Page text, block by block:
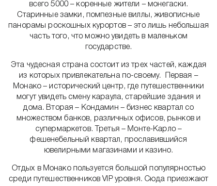
всего 5000 – коренные жители – монегаски.
Старинные замки, помпезные виллы, живописные
панорамы роскошных курортов – это лишь небольшая
часть того, что можно увидеть в маленьком
государстве.
Эта чудесная страна состоит из трех частей, каждая
из которых привлекательна по-своему. Первая –
Монако – исторический центр, где путешественники
могут увидеть смену караула, старейшие здания и
дома. Вторая – Кондамин – бизнес квартал со
множеством банков, различных офисов, рынков и
супермаркетов. Третья – Монте-Карло –
фешенебельный квартал, прославившийся
ювелирными магазинами и казино.
Отдых в Монако пользуется большой популярностью
среди путешественников VIP уровня. Сюда приезжают